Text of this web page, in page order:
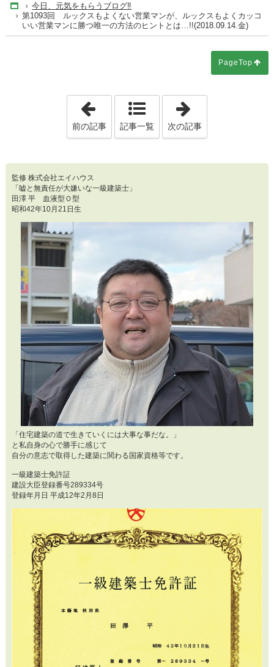
Home
今日、元気をもらうブログ‼
第1093回 ルックスもよくない営業マンが、ルックスもよくカッコ
いい営業マンに勝つ唯一の方法のヒントとは…!!(2018.09.14.金)
PageTop
「第1092回 「成人した責任ある大人
前の記事 記事一覧 次の記事
監修 株式会社エイハウス
「嘘と無責任が大嫌いな一級建築士」
田澤 平 血液型Ｏ型
昭和42年10月21日生
「住宅建築の道で生きていくには大事な事だな。」
と私自身の心で勝手に感じて
自分の意志で取得した建築に関わる国家資格等です。
一級建築士免許証
建設大臣登録番号289334号
登録年月日 平成12年2月8日